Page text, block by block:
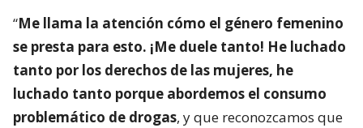
“Me llama la atención cómo el género femenino
se presta para esto. ¡Me duele tanto! He luchado
tanto por los derechos de las mujeres, he
luchado tanto porque abordemos el consumo
problemático de drogas, y que reconozcamos que